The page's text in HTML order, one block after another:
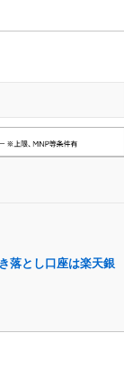
落とし口座は楽天銀